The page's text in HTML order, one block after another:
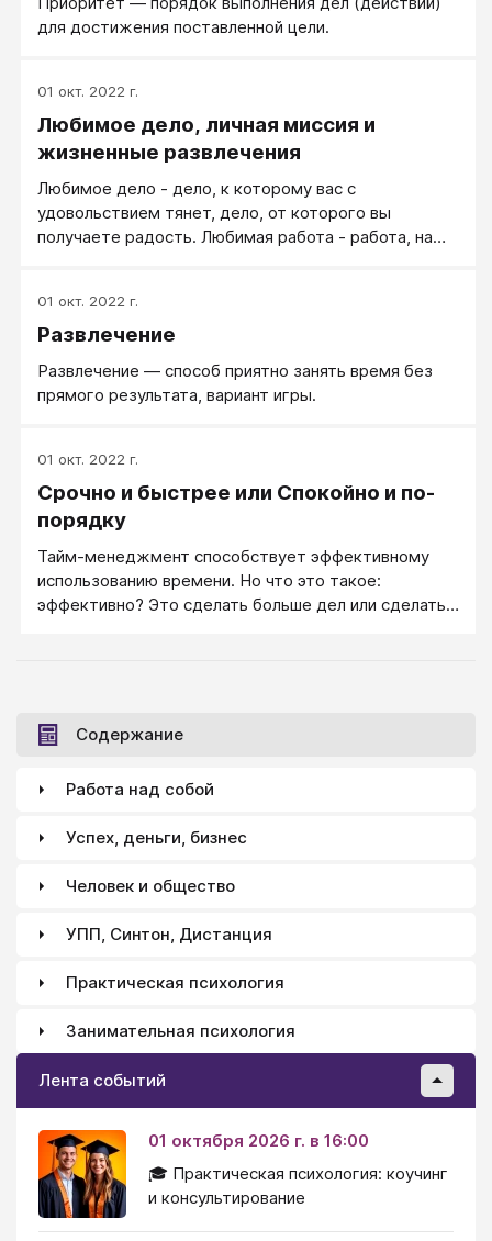
для достижения поставленной цели.
01 окт. 2022 г.
Любимое дело, личная миссия и
жизненные развлечения
Любимое дело - дело, к которому вас с
удовольствием тянет, дело, от которого вы
получаете радость. Любимая работа - работа, на
кто занимается просто любимым делом, вовсе не
обязан думать, многим людям нужно еще его дело.
кормит - отстаньте!" - и все.
01 окт. 2022 г.
Развлечение
Развлечение — способ приятно занять время без
прямого результата, вариант игры.
01 окт. 2022 г.
Срочно и быстрее или Спокойно и по-
порядку
Тайм-менеджмент способствует эффективному
использованию времени. Но что это такое:
эффективно? Это сделать больше дел или сделать
Содержание
Работа над собой
Успех, деньги, бизнес
Человек и общество
УПП, Синтон, Дистанция
Практическая психология
Занимательная психология
Лента событий
01 октября 2026 г. в 16:00
🎓 Практическая психология: коучинг
и консультирование